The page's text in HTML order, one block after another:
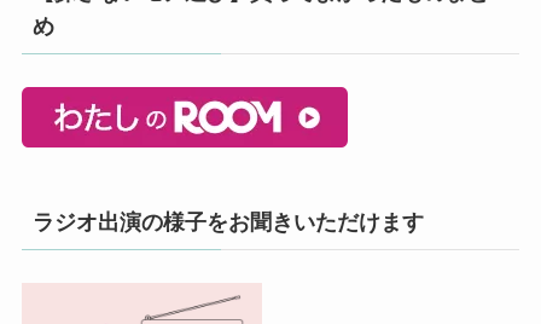
め
ラジオ出演の様子をお聞きいただけます